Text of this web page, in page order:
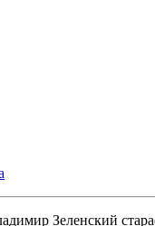
Зеленский